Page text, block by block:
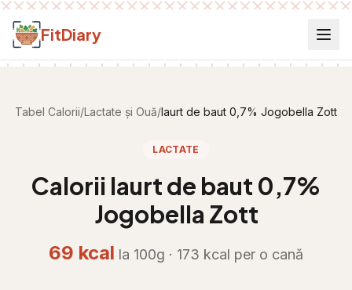
Salt la conținut
FitDiary
Tabel Calorii/Lactate și Ouă/Iaurt de baut 0,7% Jogobella Zott
LACTATE
Calorii Iaurt de baut 0,7%
Jogobella Zott
69 kcal la 100g · 173 kcal per o cană